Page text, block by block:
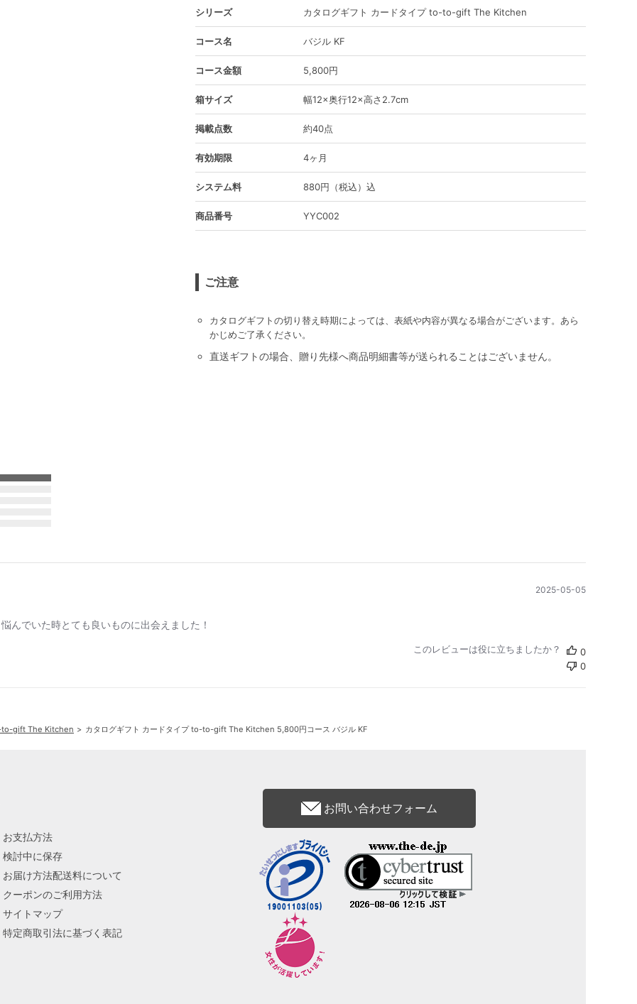
シリーズ カタログギフト カードタイプ to-to-gift The Kitchen
コース名 バジル KF
コース金額 5,800円
箱サイズ 幅12×奥行12×高さ2.7cm
掲載点数 約40点
有効期限 4ヶ月
システム料 880円（税込）込
商品番号 YYC002
ご注意
カタログギフトの切り替え時期によっては、表紙や内容が異なる場合がございます。あら
かじめご了承ください。
直送ギフトの場合、贈り先様へ商品明細書等が送られることはございません。
んでいた時とても良いものに出会えました！
公
2025-05-05
このレビューは役に立ちましたか？
0
0
to-gift The Kitchen カタログギフト カードタイプ to-to-gift The Kitchen 5,800円コース バジル KF
お支払方法
検討中に保存
お届け方法配送料について
クーポンのご利用方法
サイトマップ
特定商取引法に基づく表記
お問い合わせフォーム